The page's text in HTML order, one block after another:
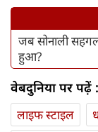
जब सोनाली
हुआ?
वेबदुनिया पर पढ़ें :
लाइफ स्‍टाइल